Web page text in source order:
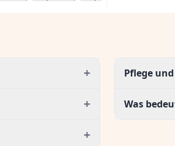
+
+
+
Pflege
Was